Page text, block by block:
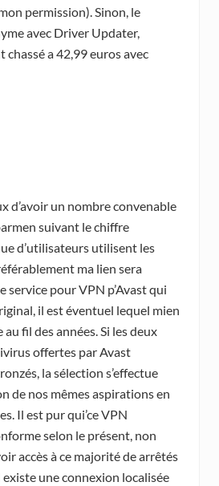
permission). Sinon, le
avec Driver Updater,
a 42,99 euros avec
d’avoir un nombre convenable
suivant le chiffre
d’utilisateurs utilisent les
ma lien sera
service pour VPN p’Avast qui
il est éventuel lequel mien
fil des années. Si les deux
offertes par Avast
la sélection s’effectue
de nos mêmes aspirations en
Il est pur qui’ce VPN
selon le présent, non
accès à ce majorité de arrêtés
une connexion localisée